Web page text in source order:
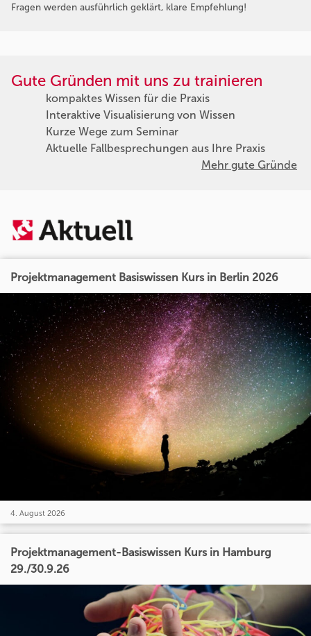
Fragen werden ausführlich geklärt, klare Empfehlung!
Gute Gründen mit uns zu trainieren
kompaktes Wissen für die Praxis
Interaktive Visualisierung von Wissen
Kurze Wege zum Seminar
Aktuelle Fallbesprechungen aus Ihre Praxis
Mehr gute Gründe
Projektmanagement Basiswissen Kurs in Berlin 2026
4. August 2026
Projektmanagement-Basiswissen Kurs in Hamburg
29./30.9.26